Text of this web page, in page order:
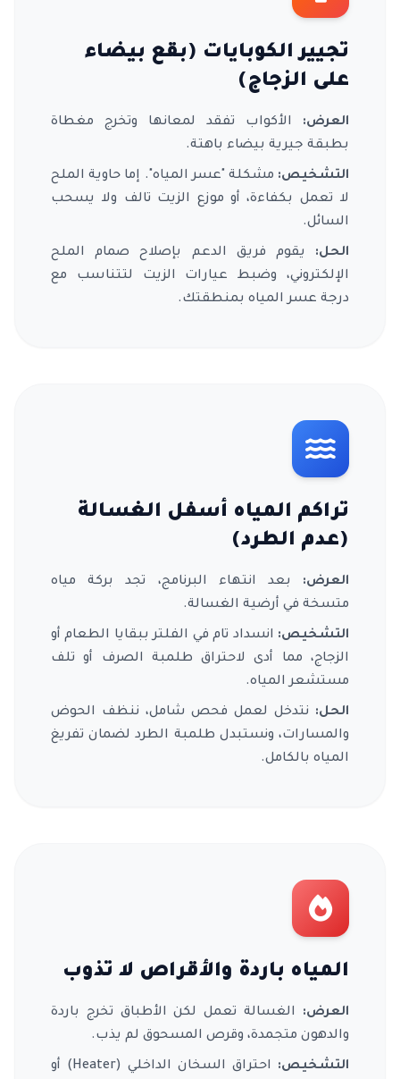
تجيير الكوبايات (بقع بيضاء
على الزجاج)
العرض: الأكواب تفقد لمعانها وتخرج مغطاة
بطبقة جيرية بيضاء باهتة.
التشخيص: مشكلة "عسر المياه". إما حاوية الملح
لا تعمل بكفاءة، أو موزع الزيت تالف ولا يسحب
السائل.
الحل: يقوم فريق الدعم بإصلاح صمام الملح
الإلكتروني، وضبط عيارات الزيت لتتناسب مع
درجة عسر المياه بمنطقتك.
تراكم المياه أسفل الغسالة
(عدم الطرد)
العرض: بعد انتهاء البرنامج، تجد بركة مياه
متسخة في أرضية الغسالة.
التشخيص: انسداد تام في الفلتر ببقايا الطعام أو
الزجاج، مما أدى لاحتراق طلمبة الصرف أو تلف
مستشعر المياه.
الحل: نتدخل لعمل فحص شامل، ننظف الحوض
والمسارات، ونستبدل طلمبة الطرد لضمان تفريغ
المياه بالكامل.
المياه باردة والأقراص لا تذوب
العرض: الغسالة تعمل لكن الأطباق تخرج باردة
والدهون متجمدة، وقرص المسحوق لم يذب.
التشخيص:
احتراق السخان الداخلي (Heater) أو